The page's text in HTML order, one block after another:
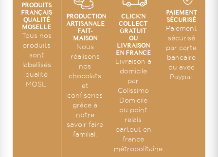
PRODUITS
FRANÇAIS
QUALITÉ
MOSELLE
Tous nos
produits
sont
labellisés
qualité
MOSL.
PRODUCTION
ARTISANALE
FAIT-
MAISON
Nous
réalisons
nos
chocolats
et
confiseries
grâce à
notre
savoir faire
familial.
CLICK'N
COLLECT
GRATUIT
OU
LIVRAISON
EN FRANCE
Livraison à
domicile
par
Colissimo
Domicile
ou point
relais
partout en
france
métropolitaine.
PAIEMENT
SÉCURISÉ
Paiement
sécurisé
par carte
bancaire
ou avec
Paypal.